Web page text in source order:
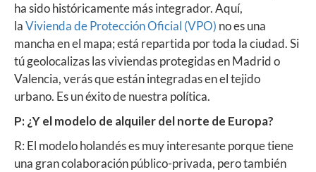
ha sido históricamente más integrador. Aquí,
laVivienda de Protección Oficial (VPO) no es una
mancha en el mapa; está repartida por toda la ciudad. Si
tú geolocalizas las viviendas protegidas en Madrid o
Valencia, verás que están integradas en el tejido
urbano. Es un éxito de nuestra política.
P: ¿Y el modelo de alquiler del norte de Europa?
R: El modelo holandés es muy interesante porque tiene
una gran colaboración público-privada, pero también